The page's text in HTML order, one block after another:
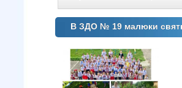
В ЗДО № 19 малюки